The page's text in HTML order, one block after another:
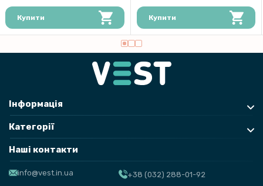
79 грн
119 грн
Захисне скло Tempered Glass 0.3mm для Xiaomi Redmi Note 12 5G
Купити Купити
Інформація
Категорії
Наші контакти
info@vest.in.ua +38 (032) 288-01-92